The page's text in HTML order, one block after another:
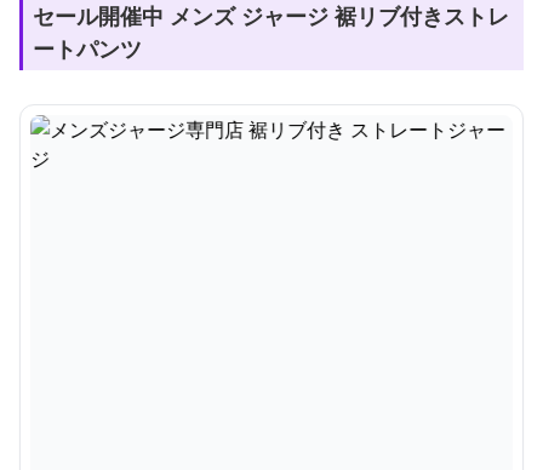
セール開催中 メンズ ジャージ 裾リブ付きストレ
ートパンツ